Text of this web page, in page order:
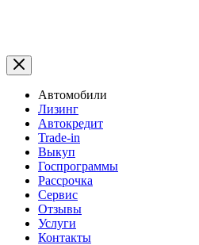
Автомобили
Лизинг
Автокредит
Trade-in
Выкуп
Госпрограммы
Рассрочка
Сервис
Отзывы
Услуги
Контакты